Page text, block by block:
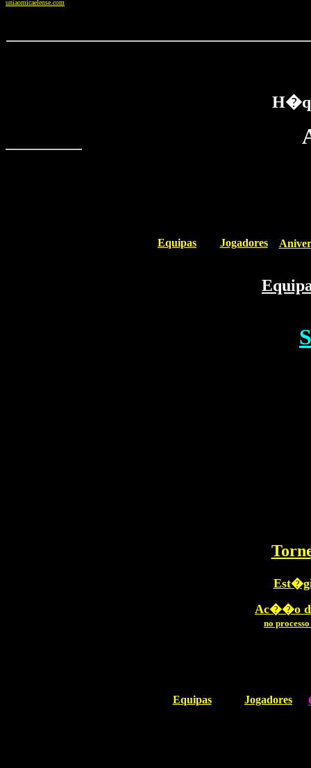
uniaomicaelense.com
Equipas Jogadores
Ac��o
no
Equipas Jogadores